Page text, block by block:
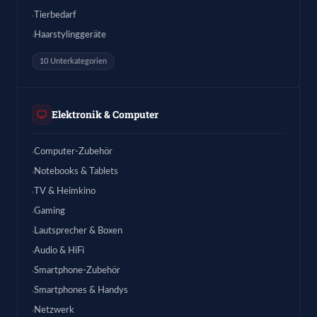
Tierbedarf
Haarstylinggeräte
10 Unterkategorien
Elektronik & Computer
Computer-Zubehör
Notebooks & Tablets
TV & Heimkino
Gaming
Lautsprecher & Boxen
Audio & HiFi
Smartphone-Zubehör
Smartphones & Handys
Netzwerk